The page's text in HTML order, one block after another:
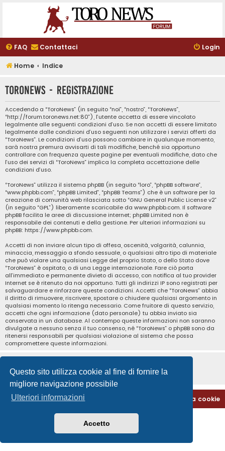
Questo sito utilizza cookie al fine di fornire la
migliore navigazione possibile
Ulteriori informazioni
Accetto
FAQ Contattaci Login
Home Indice
ToroNews - Registrazione
Accedendo a “ToroNews” (in seguito “noi”, “nostro”, “ToroNews”,
“http://forum.toronews.net:80”), l’utente accetta di essere vincolato
legalmente alle seguenti condizioni d’uso. Se non accetti di essere limitato
legalmente dalle condizioni d’uso seguenti non utilizzare i servizi offerti da
“ToroNews”. Le condizioni d’uso possono cambiare in qualunque momento,
sarà nostra premura avvisarti di tali modifiche, benché sia opportuno
controllare con frequenza queste pagine per eventuali modifiche, dato che
l’uso dei servizi di “ToroNews” implica la completa accettazione delle
condizioni d’uso.
“ToroNews” utilizza il sistema phpBB (in seguito “loro”, “phpBB software”,
“www.phpbb.com”, “phpBB Limited”, “phpBB Teams”) che è un software per la
creazione di comunità web rilasciata sotto “GNU General Public License v2”
(in seguito “GPL”) liberamente scaricabile da www.phpbb.com. Il software
phpBB facilita le aree di discussione internet; phpBB Limited non è
responsabile dei contenuti e della gestione. Per ulteriori informazioni su
phpBB: https://www.phpbb.com.
Accetti di non inviare alcun tipo di offesa, oscenità, volgarità, calunnia,
minaccia, messaggio a sfondo sessuale, o qualsiasi altro tipo di materiale
che può violare una qualsiasi Legge del proprio Stato, o dello Stato dove
“ToroNews” è ospitato, o di una Legge internazionale. Fare ciò porta
all’immediato e permanente divieto di accesso, con notifica al tuo provider
Internet se è ritenuto da noi opportuno. Tutti gli indirizzi IP sono registrati per
salvaguardare e rinforzare queste condizioni. Accetti che “ToroNews” abbia
il diritto di rimuovere, riscrivere, spostare o chiudere qualsiasi argomento in
qualsiasi momento lo ritenga necessario. Come fruitore di questo servizio,
accetti che ogni informazione (dato personale) tu abbia inviato sia
conservata in un database. Al contempo queste informazioni non saranno
divulgate a nessuno senza il tuo consenso, né “ToroNews” o phpBB sono da
ritenersi responsabili per qualsiasi violazione al sistema che possa
compromettere queste informazioni.
Home Indice Cancella cookie